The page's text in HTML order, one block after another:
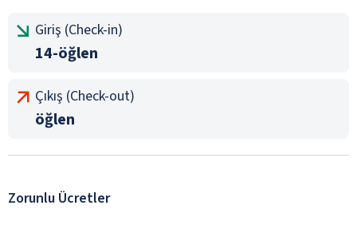
Giriş (Check-in)
14-öğlen
Çıkış (Check-out)
öğlen
Zorunlu Ücretler